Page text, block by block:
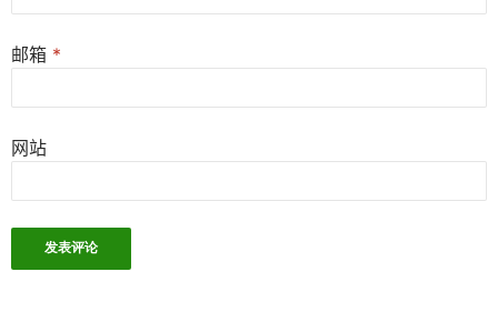
邮箱 *
网站